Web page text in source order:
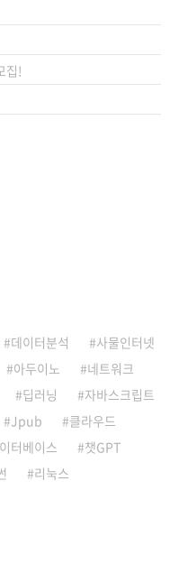
집!
데이터분석
사물인터넷
아두이노
네트워크
딥러닝
자바스크립트
Jpub
클라우드
터베이스
챗GPT
리눅스